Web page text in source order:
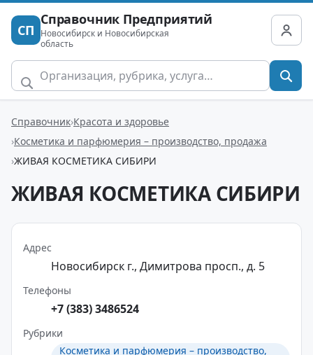
СП
Справочник Предприятий
Новосибирск и Новосибирская
область
Справочник Красота и здоровье
Косметика и парфюмерия – производство, продажа
ЖИВАЯ КОСМЕТИКА СИБИРИ
ЖИВАЯ КОСМЕТИКА СИБИРИ
Адрес
Новосибирск г., Димитрова просп., д. 5
Телефоны
+7 (383) 3486524
Рубрики
Косметика и парфюмерия – производство,